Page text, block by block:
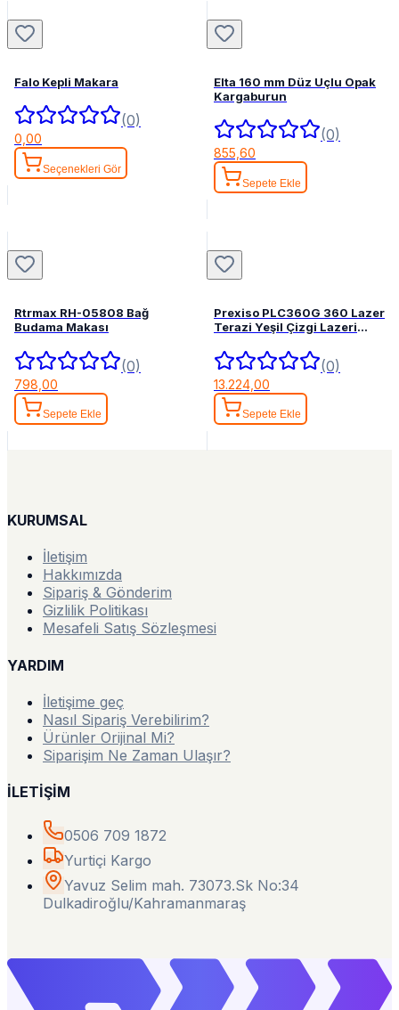
Falo Kepli Makara
(0)
0,00
Seçenekleri Gör
Elta 160 mm Düz Uçlu Opak
Kargaburun
(0)
855,60
Sepete Ekle
Rtrmax RH-05808 Bağ
Budama Makası
(0)
798,00
Sepete Ekle
Prexiso PLC360G 360 Lazer
Terazi Yeşil Çizgi Lazeri
(0)
13.224,00
Sepete Ekle
KURUMSAL
İletişim
Hakkımızda
Sipariş & Gönderim
Gizlilik Politikası
Mesafeli Satış Sözleşmesi
YARDIM
İletişime geç
Nasıl Sipariş Verebilirim?
Ürünler Orijinal Mi?
Siparişim Ne Zaman Ulaşır?
İLETİŞİM
0506 709 1872
Yurtiçi Kargo
Yavuz Selim mah. 73073.Sk No:34
Dulkadiroğlu/Kahramanmaraş